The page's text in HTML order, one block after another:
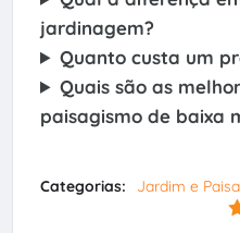
jardinagem?
Quanto custa um
Quais são as
paisagismo de baixa
Categorias:
Jardim e